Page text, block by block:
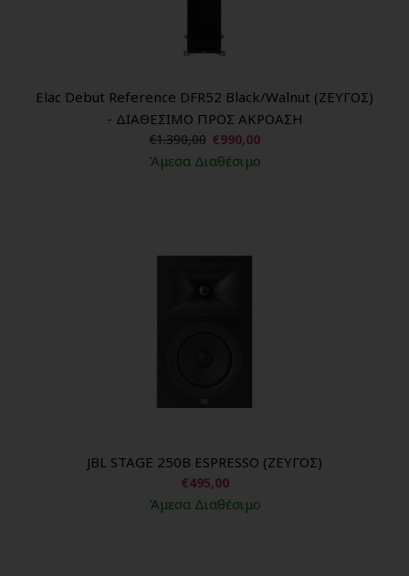
Elac Debut Reference DFR52 Black/Walnut (ΖΕΥΓΟΣ)
- ΔΙΑΘΕΣΙΜΟ ΠΡΟΣ ΑΚΡΟΑΣΗ
€1.390,00 €990,00
Άμεσα Διαθέσιμο
JBL STAGE 250B ESPRESSO (ΖΕΥΓΟΣ)
€495,00
Άμεσα Διαθέσιμο